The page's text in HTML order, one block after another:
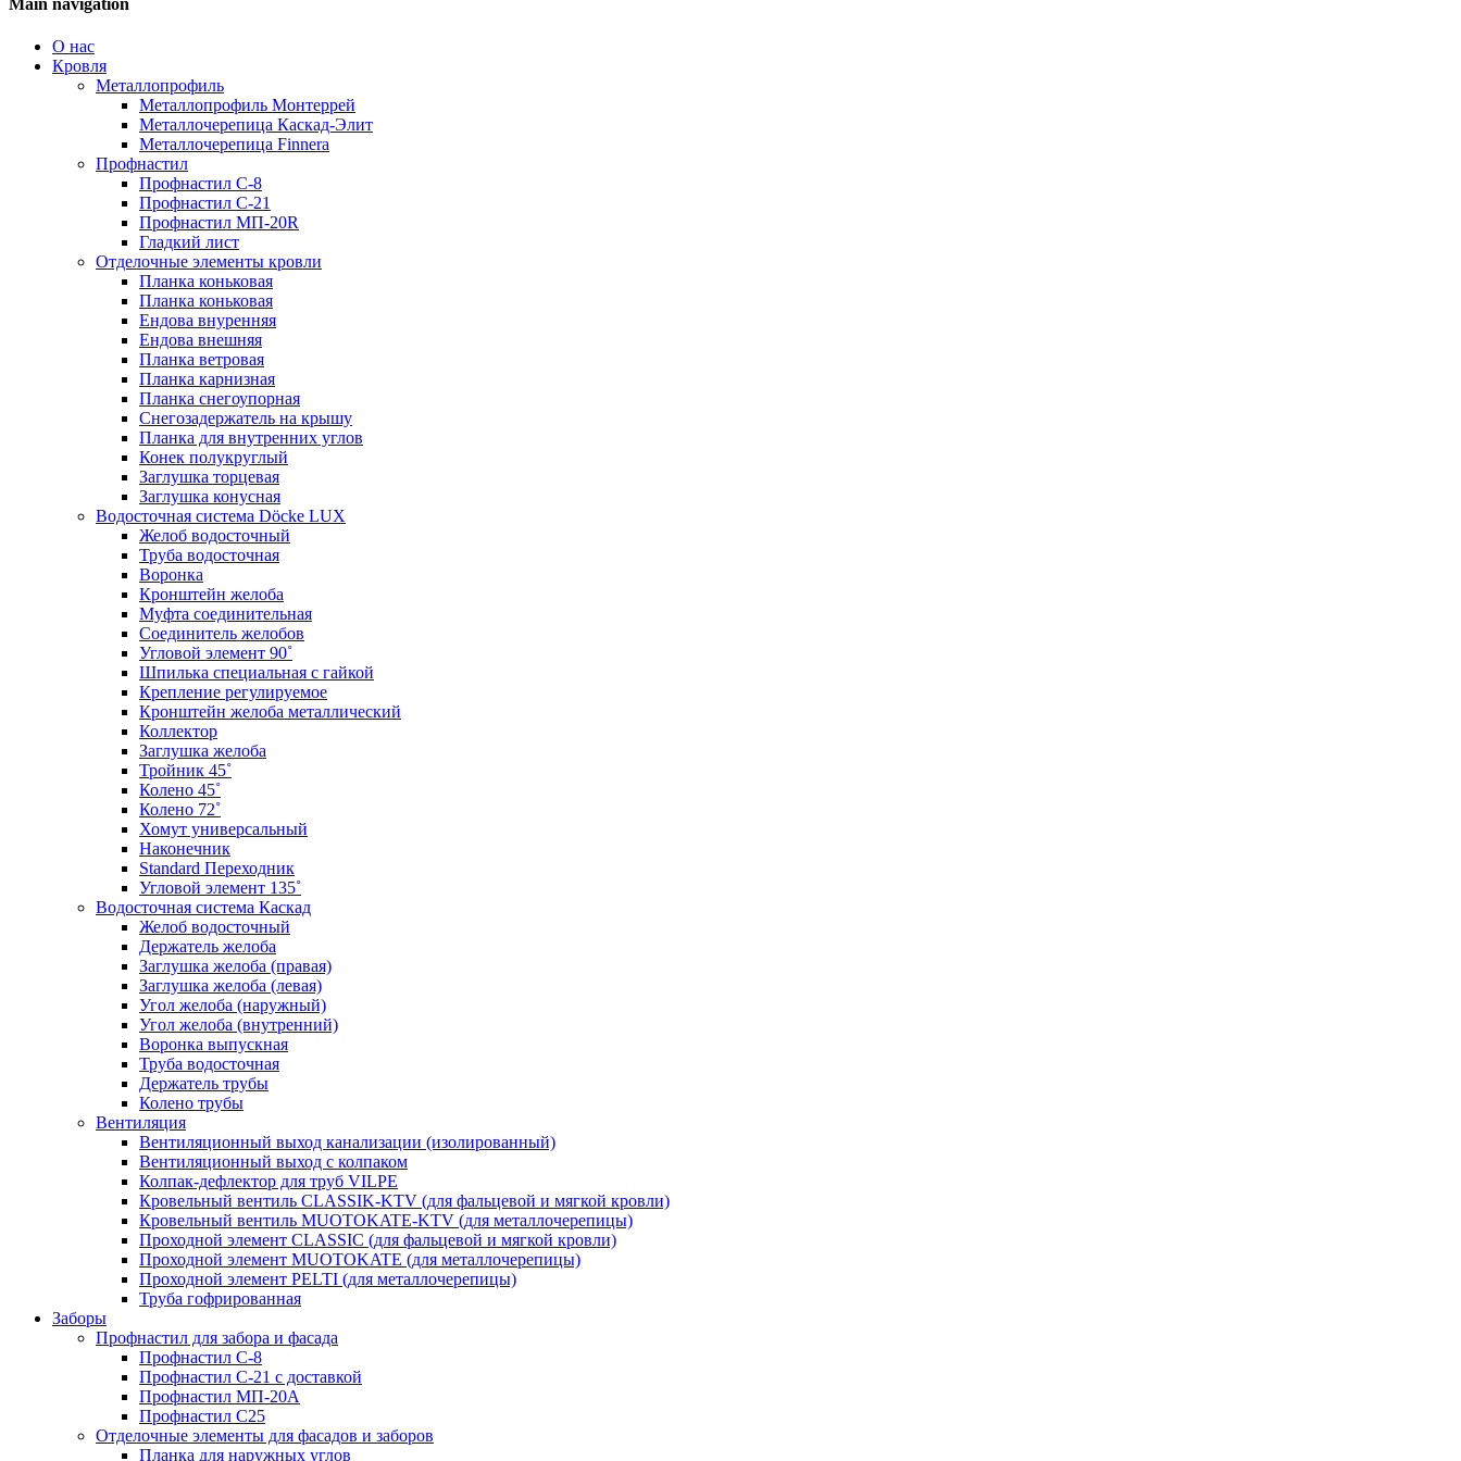
О нас
Кровля
Металлопрофиль
Металлопрофиль Монтеррей
Металлочерепица Каскад-Элит
Металлочерепица Finnera
Профнастил
Профнастил С-8
Профнастил С-21
Профнастил МП-20R
Гладкий лист
Отделочные элементы кровли
Планка коньковая
Планка коньковая
Ендова внуренняя
Ендова внешняя
Планка ветровая
Планка карнизная
Планка снегоупорная
Снегозадержатель на крышу
Планка для внутренних углов
Конек полукруглый
Заглушка торцевая
Заглушка конусная
Водосточная система Döcke LUX
Желоб водосточный
Труба водосточная
Воронка
Кронштейн желоба
Муфта соединительная
Соединитель желобов
Угловой элемент 90˚
Шпилька специальная с гайкой
Крепление регулируемое
Кронштейн желоба металлический
Коллектор
Заглушка желоба
Тройник 45˚
Колено 45˚
Колено 72˚
Хомут универсальный
Наконечник
Standard Переходник
Угловой элемент 135˚
Водосточная система Каскад
Желоб водосточный
Держатель желоба
Заглушка желоба (правая)
Заглушка желоба (левая)
Угол желоба (наружный)
Угол желоба (внутренний)
Воронка выпускная
Труба водосточная
Держатель трубы
Колено трубы
Вентиляция
Вентиляционный выход канализации (изолированный)
Вентиляционный выход с колпаком
Колпак-дефлектор для труб VILPE
Кровельный вентиль CLASSIK-KTV (для фальцевой и мягкой кровли)
Кровельный вентиль MUOTOKATE-KTV (для металлочерепицы)
Проходной элемент CLASSIC (для фальцевой и мягкой кровли)
Проходной элемент MUOTOKATE (для металлочерепицы)
Проходной элемент PELTI (для металлочерепицы)
Труба гофрированная
Заборы
Профнастил для забора и фасада
Профнастил С-8
Профнастил С-21 с доставкой
Профнастил МП-20А
Профнастил С25
Отделочные элементы для фасадов и заборов
Планка для наружных углов